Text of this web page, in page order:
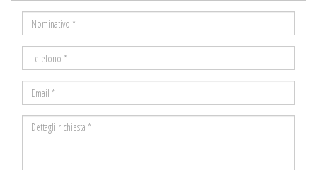
Nominativo
*
Telefono
*
Email
*
Dettagli